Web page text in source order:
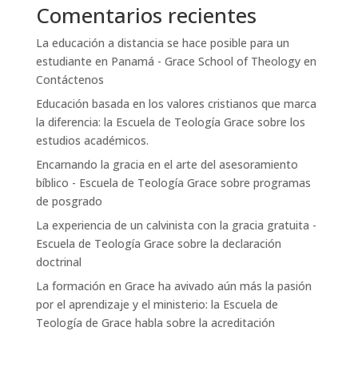
Comentarios recientes
La educación a distancia se hace posible para un
estudiante en Panamá - Grace School of Theologyen
Contáctenos
Educación basada en los valores cristianos que marca
la diferencia: la Escuela de Teología Grace sobre los
estudios académicos.
Encarnando la gracia en el arte del asesoramiento
bíblico - Escuela de Teología Grace sobre programas
de posgrado
La experiencia de un calvinista con la gracia gratuita -
Escuela de Teología Grace sobre la declaración
doctrinal
La formación en Grace ha avivado aún más la pasión
por el aprendizaje y el ministerio: la Escuela de
Teología de Grace habla sobre la acreditación